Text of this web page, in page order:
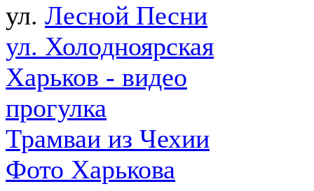
ул. Лесной Песни
ул. Холодноярская
Харьков - видео
прогулка
Трамваи из Чехии
Фото Харькова